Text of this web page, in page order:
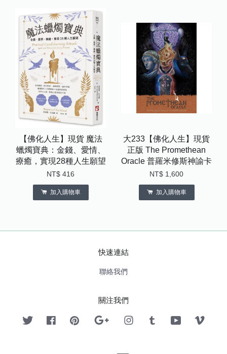
【佛化人生】現貨 魔法
蠟燭寶典：金錢、愛情、
療癒，實現28種人生願望
NT$ 416
加入購物車
大233【佛化人生】現貨
正版 The Promethean
Oracle 普羅米修斯神諭卡
NT$ 1,600
加入購物車
快速連結
聯絡我們
關注我們
Twitter FacebookPinterest Google InstagramTumblr YouTube